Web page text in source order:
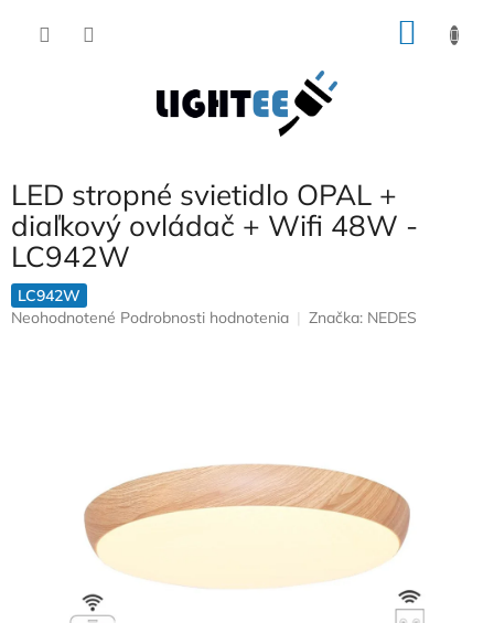
LED stropné svietidlo OPAL +
diaľkový ovládač + Wifi 48W -
LC942W
LC942W
Priemerné
Neohodnotené Podrobnosti hodnotenia Značka: NEDES